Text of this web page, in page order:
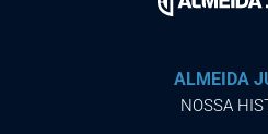
ALMEIDA
NOSSA